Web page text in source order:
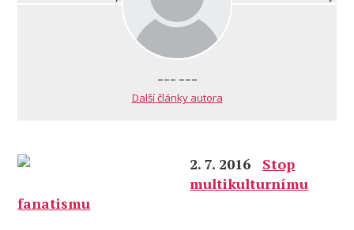
--- ---
Další články autora
2. 7. 2016 Stop
multikulturnímu
fanatismu